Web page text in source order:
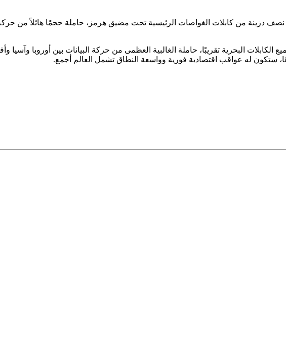
دزينة من كابلات الغواصات الرئيسية تحت مضيق هرمز، حاملة حجمًا هائلاً من حركة
الكابلات البحرية تقريبًا، حاملة الغالبية العظمى من حركة البيانات بين أوروبا وآسيا
ستكون له عواقب اقتصادية فورية وواسعة النطاق تشمل العالم أجمع.